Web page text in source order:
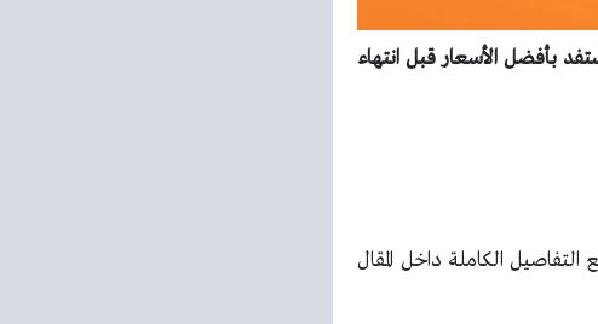
2026 عروض الصيف الآن واستفد بأفضل الأسعار قبل انتهاء
الكاملة داخل المقال